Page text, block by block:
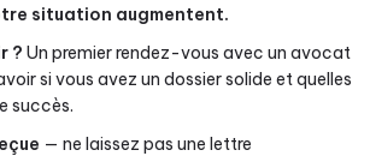
situation augmentent.
? Un premier rendez-vous avec un avocat
si vous avez un dossier solide et quelles
succès.
— ne laissez pas une lettre